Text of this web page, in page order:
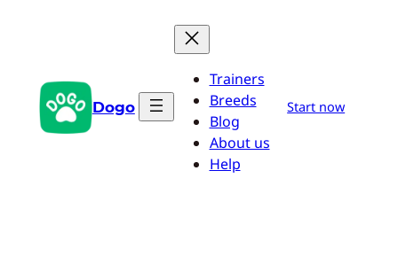
Dogo
Trainers
Breeds
Blog
About us
Help
Start now